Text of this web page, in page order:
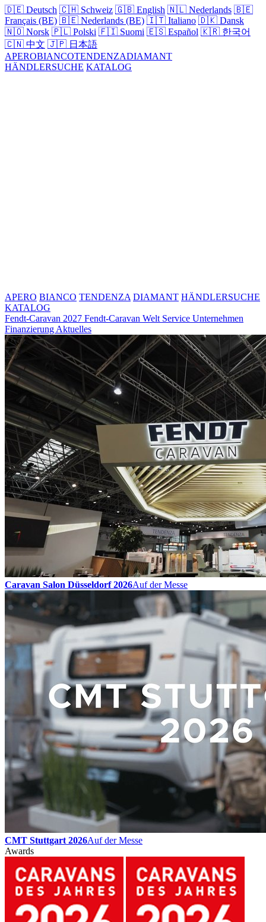
🇩🇪 Deutsch 🇨🇭 Schweiz 🇬🇧 English 🇳🇱 Nederlands 🇧🇪
Français (BE) 🇧🇪 Nederlands (BE) 🇮🇹 Italiano 🇩🇰 Dansk
🇳🇴 Norsk 🇵🇱 Polski 🇫🇮 Suomi 🇪🇸 Español 🇰🇷 한국어
🇨🇳 中文 🇯🇵 日本語
APEROBIANCOTENDENZADIAMANT
HÄNDLERSUCHE KATALOG
APERO BIANCO TENDENZA DIAMANT HÄNDLERSUCHE
KATALOG
Fendt-Caravan 2027 Fendt-Caravan Welt Service Unternehmen
Finanzierung Aktuelles
Caravan Salon Düsseldorf 2026Auf der Messe
CMT Stuttgart 2026Auf der Messe
Awards